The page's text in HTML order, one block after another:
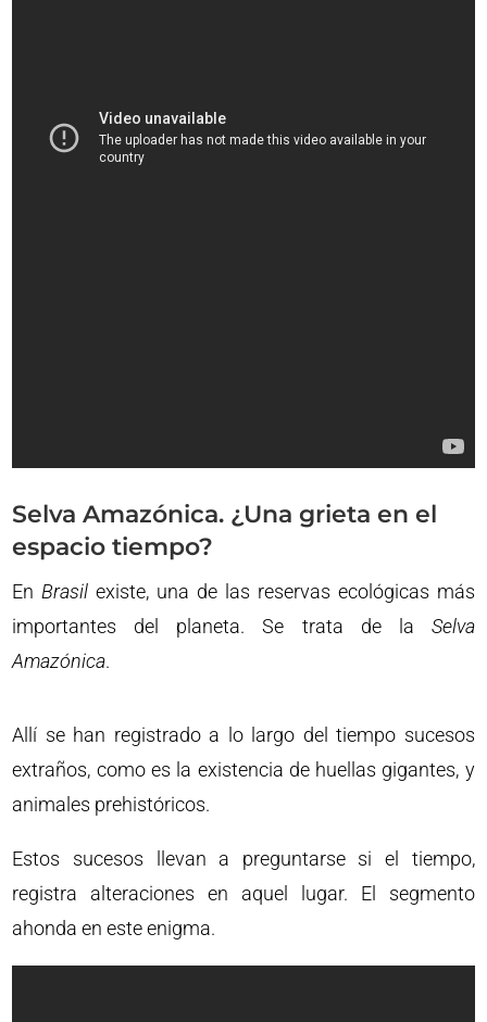
Selva Amazónica. ¿Una grieta en el
espacio tiempo?
EnBrasil existe, una de las reservas ecológicas más
importantes del planeta. Se trata de la Selva
Amazónica.
Allí se han registrado a lo largo del tiempo sucesos
extraños, como es la existencia de huellas gigantes, y
animales prehistóricos.
Estos sucesos llevan a preguntarse si el tiempo,
registra alteraciones en aquel lugar. El segmento
ahonda en este enigma.